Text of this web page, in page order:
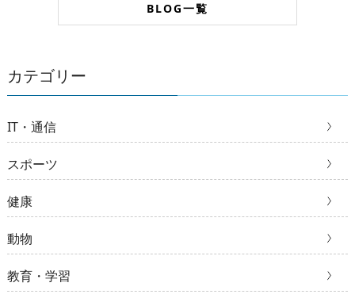
BLOG一覧
カテゴリー
IT・通信
スポーツ
健康
動物
教育・学習